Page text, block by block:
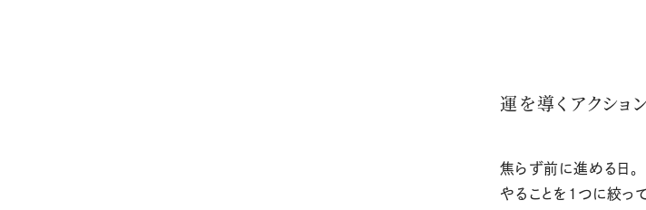
運を導くアクション
焦らず前に進める日。
やることを1つに絞っ